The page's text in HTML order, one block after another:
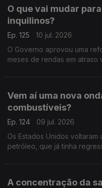
O que vai mudar
inquilinos?
Ep. 125
10 jul. 2026
O Governo aprovou uma
meses de rendas em
Vem aí uma nova
combustíveis?
Ep. 124
09 jul. 2026
Os Estados Unidos
petróleo, que já tinha regressado a valores pré-
A concentração da